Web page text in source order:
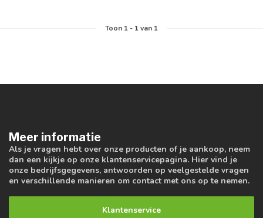
Toon 1- 1van 1
Meer informatie
Als je vragen hebt over onze producten of je aankoop, neem
dan een kijkje op onze klantenservicepagina. Hier vind je
onze bedrijfsgegevens, antwoorden op veelgestelde vragen
en verschillende manieren om contact met ons op te nemen.
Klantenservice